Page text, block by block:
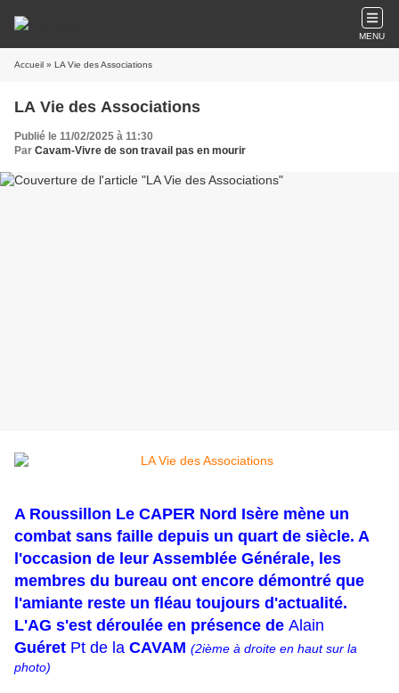
MENU
Accueil » LA Vie des Associations
LA Vie des Associations
Publié le 11/02/2025 à 11:30
Par Cavam-Vivre de son travail pas en mourir
A Roussillon Le CAPER Nord Isère mène un
combat sans faille depuis un quart de siècle. A
l'occasion de leur Assemblée Générale, les
membres du bureau ont encore démontré que
l'amiante reste un fléau toujours d'actualité.
L'AG s'est déroulée en présence de Alain
Guéret Pt de la CAVAM (2ième à droite en haut sur la
photo)